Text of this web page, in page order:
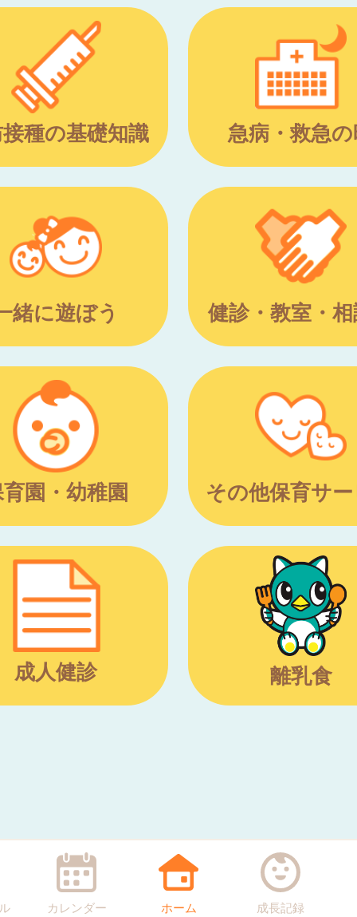
種の基礎知識 急病・救急
緒に遊ぼう 健診・教室・
園・幼稚園 その他保育サ
成人健診 離乳食
カレンダー ホーム 成長記録